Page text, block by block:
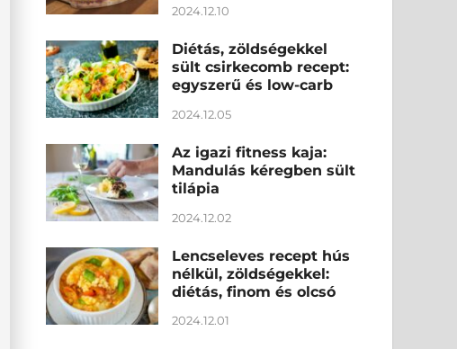
2024.12.10
Diétás, zöldségekkel
sült csirkecomb recept:
egyszerű és low-carb
2024.12.05
Az igazi fitness kaja:
Mandulás kéregben sült
tilápia
2024.12.02
Lencseleves recept hús
nélkül, zöldségekkel:
diétás, finom és olcsó
2024.12.01